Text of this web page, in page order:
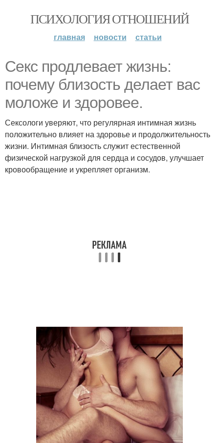
ПСИХОЛОГИЯ ОТНОШЕНИЙ
главная новости статьи
Секс продлевает жизнь:
почему близость делает вас
моложе и здоровее.
Сексологи уверяют, что регулярная интимная жизнь
положительно влияет на здоровье и продолжительность
жизни. Интимная близость служит естественной
физической нагрузкой для сердца и сосудов, улучшает
кровообращение и укрепляет организм.